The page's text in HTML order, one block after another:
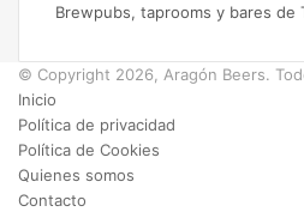
Brewpubs, taprooms y bares de
© Copyright 2026, Aragón Beers.
Inicio
Política de privacidad
Política de Cookies
Quienes somos
Contacto